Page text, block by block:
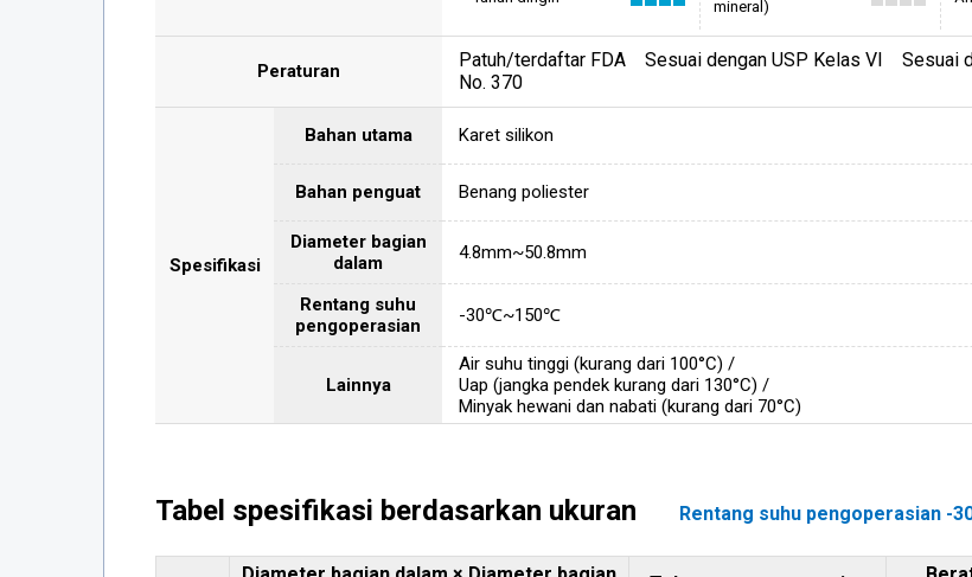
mineral)
Peraturan
Patuh/terdaftar FDA Sesuai dengan USP Kelas VI Sesuai
No. 370
Spesifikasi
Bahan utama Karet silikon
Bahan penguat Benang poliester
Diameter bagian
dalam
4.8mm~50.8mm
Rentang suhu
pengoperasian
-30℃~150℃
Lainnya
Air suhu tinggi (kurang dari 100°C) /
Uap (jangka pendek kurang dari 130°C) /
Minyak hewani dan nabati (kurang dari 70°C)
Tabel spesifikasi berdasarkan ukuran Rentang suhu pengoperasian -